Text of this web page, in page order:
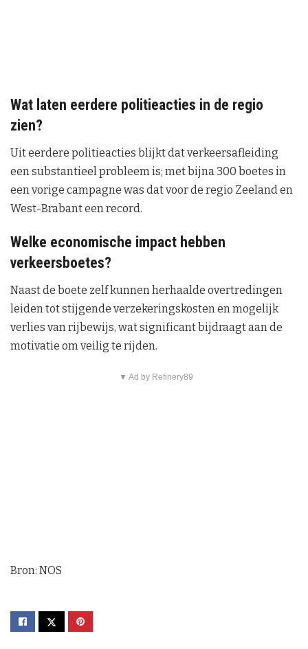
Wat laten eerdere politieacties in de regio
zien?
Uit eerdere politieacties blijkt dat verkeersafleiding
een substantieel probleem is; met bijna 300 boetes in
een vorige campagne was dat voor de regio Zeeland en
West-Brabant een record.
Welke economische impact hebben
verkeersboetes?
Naast de boete zelf kunnen herhaalde overtredingen
leiden tot stijgende verzekeringskosten en mogelijk
verlies van rijbewijs, wat significant bijdraagt aan de
motivatie om veilig te rijden.
▼ Ad by Refinery89
Bron: NOS